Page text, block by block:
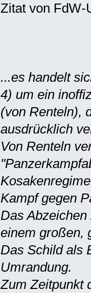
Zitat von FdW-
...es handelt
4) um ein
(von Renteln),
ausdrücklich
Von Renteln
Kampf gegen
Das
einem großen,
Das Schild als
Umrandung.
Zum Zeitpunkt